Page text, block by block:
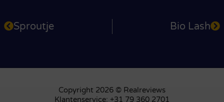
Sproutje Bio Lash
Copyright 2026 © Realreviews
Klantenservice: +31 79 360 2701